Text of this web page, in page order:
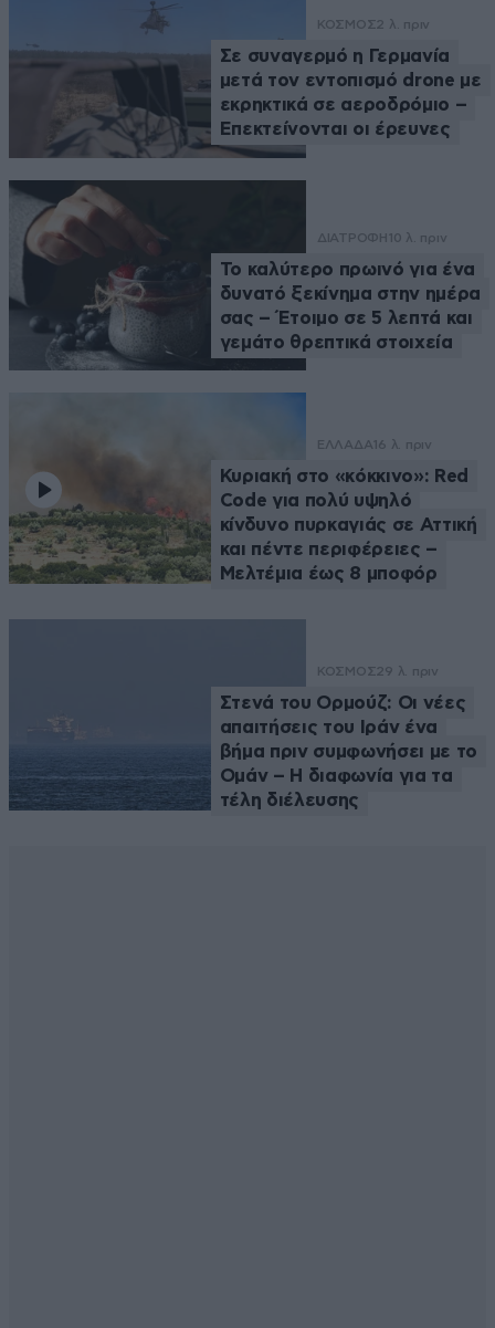
ΚΟΣΜΟΣ2 λ. πριν
Σε συναγερμό η Γερμανία
μετά τον εντοπισμό drone με
εκρηκτικά σε αεροδρόμιο –
Επεκτείνονται οι έρευνες
ΔΙΑΤΡΟΦΗ 10 λ. πριν
Το καλύτερο πρωινό για ένα
δυνατό ξεκίνημα στην ημέρα
σας – Έτοιμο σε 5 λεπτά και
γεμάτο θρεπτικά στοιχεία
ΕΛΛΑΔΑ 16 λ. πριν
Κυριακή στο «κόκκινο»: Red
Code για πολύ υψηλό
κίνδυνο πυρκαγιάς σε Αττική
και πέντε περιφέρειες –
Μελτέμια έως 8 μποφόρ
ΚΟΣΜΟΣ29 λ. πριν
Στενά του Ορμούζ: Οι νέες
απαιτήσεις του Ιράν ένα
βήμα πριν συμφωνήσει με το
Ομάν – Η διαφωνία για τα
τέλη διέλευσης